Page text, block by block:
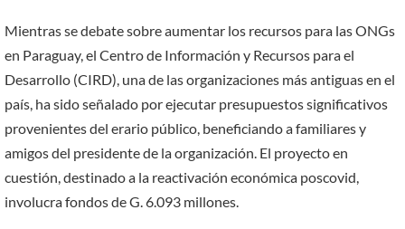
Mientras se debate sobre aumentar los recursos para las ONGs
en Paraguay, el Centro de Información y Recursos para el
Desarrollo (CIRD), una de las organizaciones más antiguas en el
país, ha sido señalado por ejecutar presupuestos significativos
provenientes del erario público, beneficiando a familiares y
amigos del presidente de la organización. El proyecto en
cuestión, destinado a la reactivación económica poscovid,
involucra fondos de G. 6.093 millones.